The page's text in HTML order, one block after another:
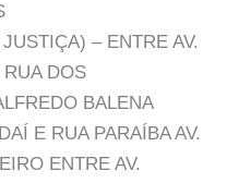
– ENTRE AV.
DOS
BALENA
E RUA PARAÍBA AV.
ENTRE AV.